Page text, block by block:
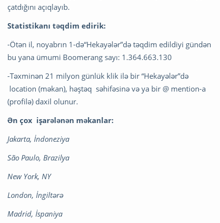
çatdığını açıqlayıb.
Statistikanı təqdim edirik:
-Ötən il, noyabrın 1-də“Hekayələr”də təqdim edildiyi gündən
bu yana ümumi Boomerang sayı: 1.364.663.130
-Təxminən 21 milyon günlük klik ilə bir “Hekayələr”də
location (məkan), həştəq səhifəsinə və ya bir @ mention-a
(profilə) daxil olunur.
Ən çox işarələnən məkanlar:
Jakarta, İndoneziya
São Paulo, Brazilya
New York, NY
London, İngiltərə
Madrid, İspaniya